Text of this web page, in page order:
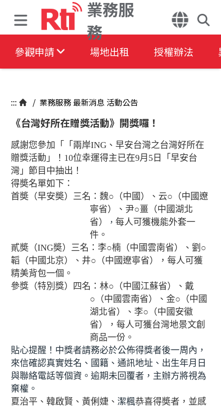
業務服
務
參觀申請 場地出租 授權辦法
::: / 業務服務 最新消息 活動公告
《台灣好所在贈獎活動》開獎囉！
感謝您參加「「兩岸ING 、早安台灣之台灣好所在
贈獎活動」！ 10位幸運得主已在9月 5 日「早安台
灣」節目中抽出！
得奬名單如下：
首奬（早安奬）三名：魏○（中國）、云○（中國遼
寧省）、尹○畺（中國湖北
省）
，每人可獲機能外套一
件。
貳奬（ING奬）三名：李○楠（中國雲南省）、劉○
韜（中國北京）、井○（中國遼寧省），每人可獲
精美背包一個。
參獎（特別獎）四名：林○（中國江蘇省）、戴
○（中國雲南省）、金○（中國
湖北省）、李○（中國安徽
省），每人可獲台灣地景文創
商品一份。
貼心提醒！中獎者請務必於公佈得獎者後一周內，
來信確認真實姓名、國籍、通訊地址、出生年月日
與聯絡電話等個資。逾期未回覆者，主辦方將視為
棄權。
夏治平、韓啟賢、黃俐婕、 潔楓恭喜得奬者，並感